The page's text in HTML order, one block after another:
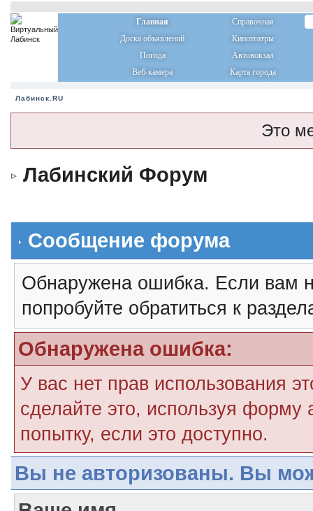
Главная
Справочная
Доска объявлений
Кинотеатры
Погода
Автовокзал
Веб-камера
Карта города
Лабинск.RU
Это
Лабинский Форум
Сообщение форума
Обнаружена ошибка. Если вам
попробуйте обратиться к
Обнаружена ошибка:
У вас нет прав использования
сделайте это, используя форму
попытку, если это доступно.
Вы не авторизованы. Вы